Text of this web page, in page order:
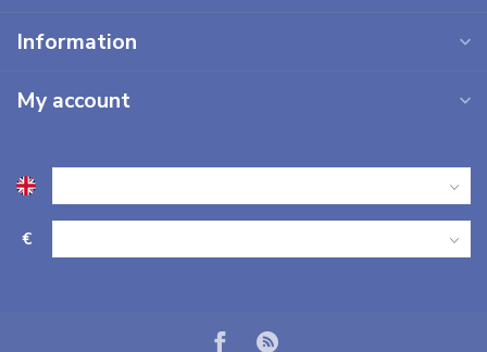
Information
My account
€